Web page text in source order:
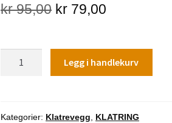
kr95,00 Opprinnelig
var:
kr 95,00.
kr 79,00
er:
kr 79,00.
antall
Legg i handlekurv
Kategorier: Klatrevegg
KLATRING